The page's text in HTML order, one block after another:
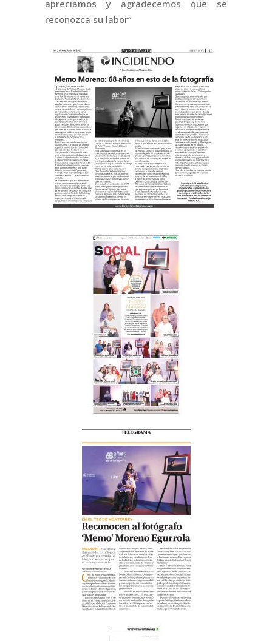
apreciamos y agradecemos que se
reconozca su labor”